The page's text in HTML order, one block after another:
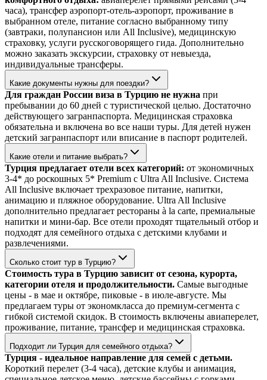
часа), трансфер аэропорт-отель-аэропорт, проживание в
выбранном отеле, питание согласно выбранному типу
(завтраки, полупансион или All Inclusive), медицинскую
страховку, услуги русскоговорящего гида. Дополнительно
можно заказать экскурсии, страховку от невыезда,
индивидуальные трансферы.
Какие документы нужны для поездки?
Для граждан России виза в Турцию не нужна при
пребывании до 60 дней с туристической целью. Достаточно
действующего загранпаспорта. Медицинская страховка
обязательна и включена во все наши туры. Для детей нужен
детский загранпаспорт или вписание в паспорт родителей.
Какие отели и питание выбрать?
Турция предлагает отели всех категорий: от экономичных
3-4* до роскошных 5* Premium с Ultra All Inclusive. Система
All Inclusive включает трехразовое питание, напитки,
анимацию и пляжное оборудование. Ultra All Inclusive
дополнительно предлагает рестораны à la carte, премиальные
напитки и мини-бар. Все отели проходят тщательный отбор и
подходят для семейного отдыха с детскими клубами и
развлечениями.
Сколько стоит тур в Турцию?
Стоимость тура в Турцию зависит от сезона, курорта,
категории отеля и продолжительности. Самые выгодные
цены - в мае и октябре, пиковые - в июле-августе. Мы
предлагаем туры от экономкласса до премиум-сегмента с
гибкой системой скидок. В стоимость включены авиаперелет,
проживание, питание, трансфер и медицинская страховка.
Подходит ли Турция для семейного отдыха?
Турция - идеальное направление для семей с детьми.
Короткий перелет (3-4 часа), детские клубы и анимация,